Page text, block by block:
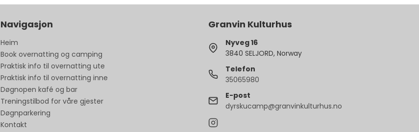
Navigasjon
Heim
Book overnatting og camping
Praktisk info til overnatting ute
Praktisk info til overnatting inne
Døgnopen kafé og bar
Treningstilbod for våre gjester
Døgnparkering
Kontakt
Granvin Kulturhus
Nyveg 16
3840 SELJORD, Norway
Telefon
35065980
E-post
dyrskucamp@granvinkulturhus.no